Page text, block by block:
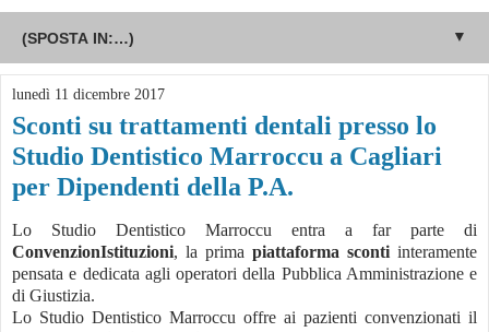
▼
lunedì 11 dicembre 2017
Sconti su trattamenti dentali presso lo
Studio Dentistico Marroccu a Cagliari
per Dipendenti della P.A.
Lo Studio Dentistico Marroccu entra a far parte di
ConvenzionIstituzioni, la prima piattaforma sconti interamente
pensata e dedicata agli operatori della Pubblica Amministrazione e
di Giustizia.
Lo Studio Dentistico Marroccu offre ai pazienti convenzionati il